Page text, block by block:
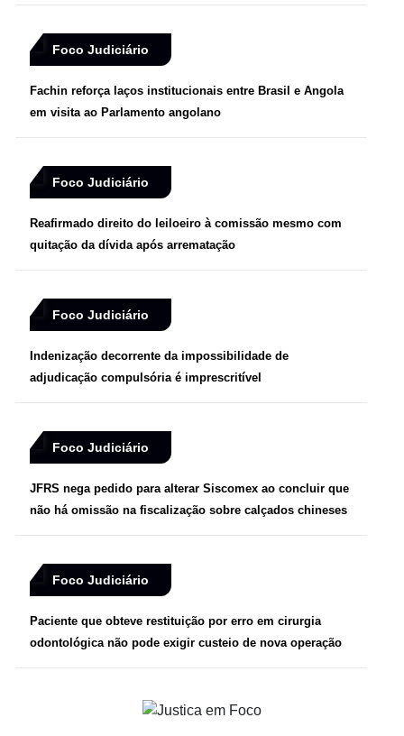
Foco Judiciário
Fachin reforça laços institucionais entre Brasil e Angola
em visita ao Parlamento angolano
Foco Judiciário
Reafirmado direito do leiloeiro à comissão mesmo com
quitação da dívida após arrematação
Foco Judiciário
Indenização decorrente da impossibilidade de
adjudicação compulsória é imprescritível
Foco Judiciário
JFRS nega pedido para alterar Siscomex ao concluir que
não há omissão na fiscalização sobre calçados chineses
Foco Judiciário
Paciente que obteve restituição por erro em cirurgia
odontológica não pode exigir custeio de nova operação